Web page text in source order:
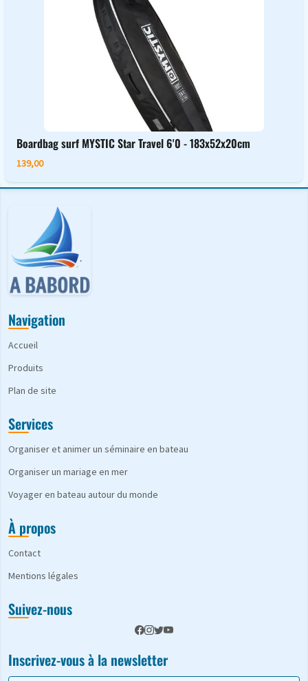
Boardbag surf MYSTIC Star Travel 6'0 - 183x52x20cm
139,00
Navigation
Accueil
Produits
Plan de site
Services
Organiser et animer un séminaire en bateau
Organiser un mariage en mer
Voyager en bateau autour du monde
À propos
Contact
Mentions légales
Suivez-nous
Inscrivez-vous à la newsletter